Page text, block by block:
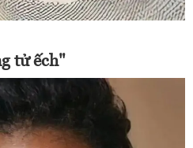
tử ếch"